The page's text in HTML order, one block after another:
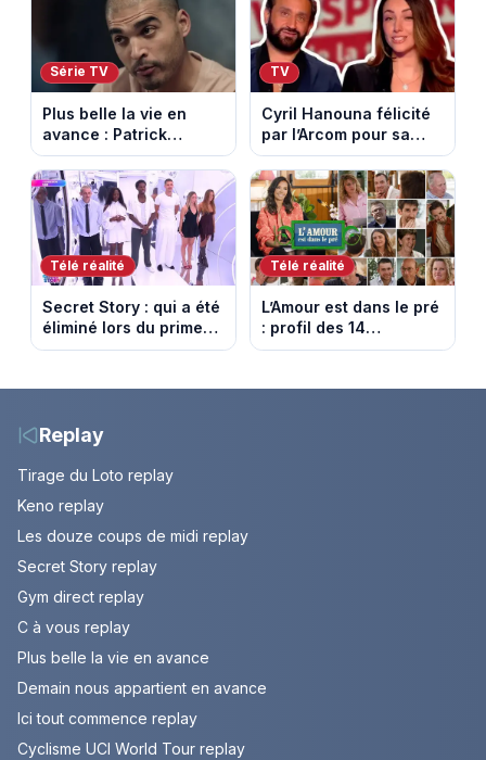
Série TV
Plus belle la vie en
avance : Patrick
Nebout est-il mort ?
Episode du 10 août
2026 (spoiler)
TV
Cyril Hanouna félicité
par l’Arcom pour sa
maîtrise de l’antenne
face aux propos de
Delphine Wespiser sur
le cancer
Télé réalité
Secret Story : qui a été
éliminé lors du prime
du 6 août 2026 sur
Télé réalité
L’Amour est dans le pré
: profil des 14
agriculteurs, speed
nouvelles histoires
Replay
Tirage du Loto replay
Keno replay
Les douze coups de midi replay
Secret Story replay
Gym direct replay
C à vous replay
Plus belle la vie en avance
Demain nous appartient en avance
Ici tout commence replay
Cyclisme UCI World Tour replay